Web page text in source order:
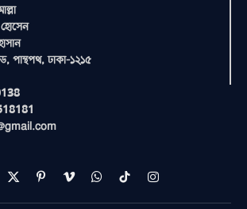
পান্থপথ, ঢাকা-১২১৫
X
(Twitter)
PinterestVimeoWhatsAppTikTokInstagram